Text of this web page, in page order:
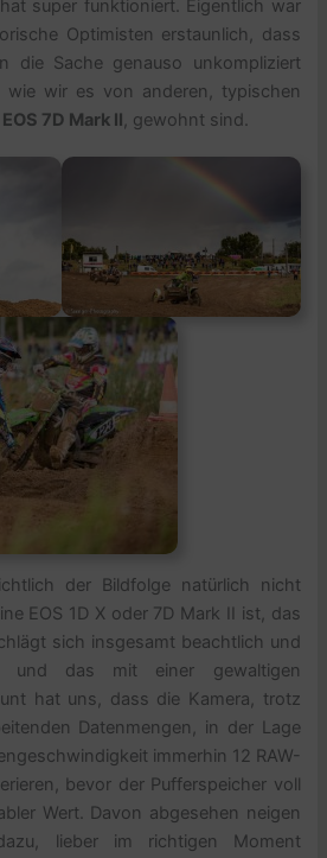
super funktioniert. Eigentlich war
Optimisten erstaunlich, dass
die Sache genauso unkompliziert
wie wir es von anderen, typischen
EOS 7D Mark II, gewohnt sind.
der Bildfolge natürlich nicht
EOS 1D X oder 7D Mark II ist, das
sich insgesamt beachtlich und
und das mit einer gewaltigen
hat uns, dass die Kamera, trotz
Datenmengen, in der Lage
immerhin 12 RAW-
bevor der Pufferspeicher voll
Wert. Davon abgesehen neigen
lieber im richtigen Moment